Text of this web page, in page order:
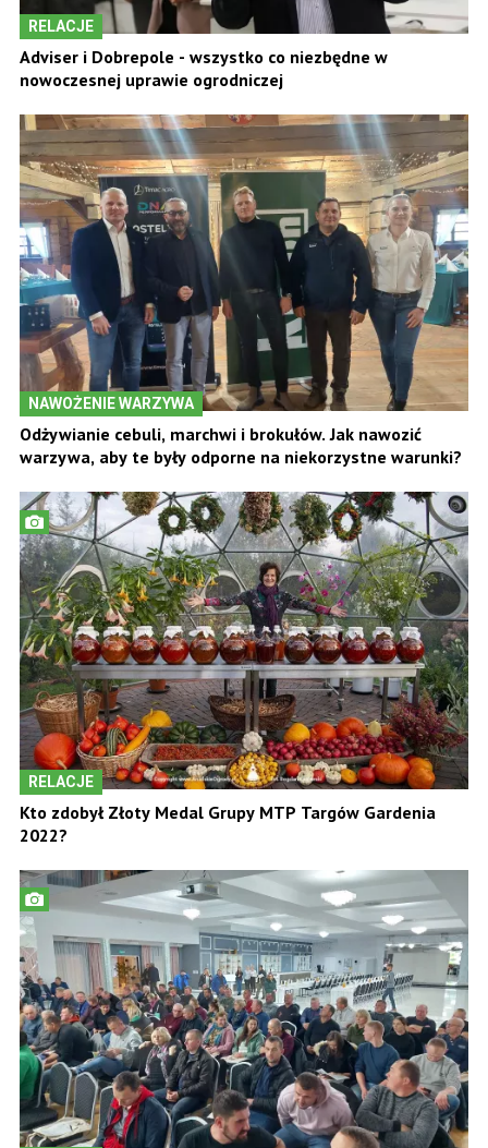
RELACJE
Adviser i Dobrepole - wszystko co niezbędne w
nowoczesnej uprawie ogrodniczej
NAWOŻENIE WARZYWA
Odżywianie cebuli, marchwi i brokułów. Jak nawozić
warzywa, aby te były odporne na niekorzystne warunki?
RELACJE
Kto zdobył Złoty Medal Grupy MTP Targów Gardenia
2022?